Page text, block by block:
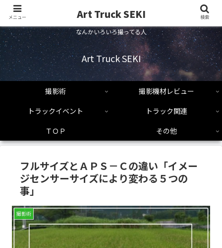
なんかいろいろ撮ってる人
Art Truck SEKI
撮影術
撮影機材レビュー
トラックイベント
トラック関連
ＴＯＰ
その他
フルサイズとＡＰＳ－Ｃの違い「イメー
ジセンサーサイズにより変わる５つの
事」
撮影術
メニュー Art Truck SEKI 検索